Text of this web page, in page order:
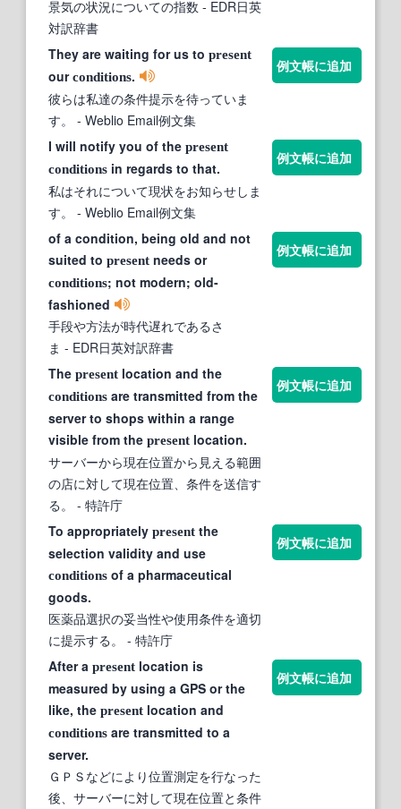
景気の状況についての指数 - EDR日英
対訳辞書
They are waiting for us to present
ourconditions.
彼らは私達の条件提示を待っていま
す。
- Weblio Email例文集
例文帳に追加
I will notify you of the present
conditions in regards to that.
私はそれについて現状をお知らせしま
す。
- Weblio Email例文集
例文帳に追加
of a condition, being old and not
suited to present needs or
conditions; not modern; old-
fashioned
手段や方法が時代遅れであるさ
ま - EDR日英対訳辞書
例文帳に追加
The present location and the
conditions are transmitted from the
server to shops within a range
visible from the present location.
サーバーから現在位置から見える範囲
の店に対して現在位置、条件を送信す
る。
- 特許庁
例文帳に追加
To appropriately present the
selection validity and use
conditions of a pharmaceutical
goods.
医薬品選択の妥当性や使用条件を適切
に提示する。
- 特許庁
例文帳に追加
After a present location is
measured by using a GPS or the
like, the present location and
conditions are transmitted to a
server.
ＧＰＳなどにより位置測定を行なった
後、サーバーに対して現在位置と条件
例文帳に追加